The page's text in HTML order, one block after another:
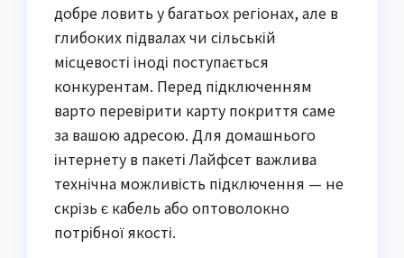
добре ловить у багатьох регіонах, але в
глибоких підвалах чи сільській
місцевості іноді поступається
конкурентам. Перед підключенням
варто перевірити карту покриття саме
за вашою адресою. Для домашнього
інтернету в пакеті Лайфсет важлива
технічна можливість підключення — не
скрізь є кабель або оптоволокно
потрібної якості.